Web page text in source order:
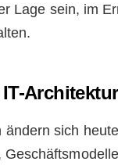
Lage sein, im
sich